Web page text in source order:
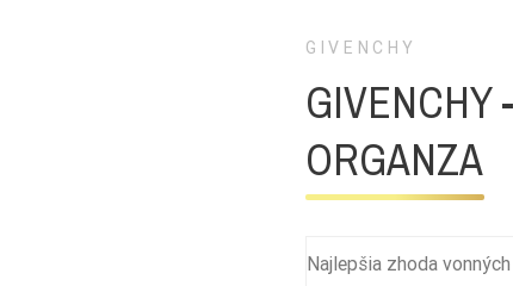
GIVENCHY
GIVENCHY
ORGANZA
Najlepšia zhoda